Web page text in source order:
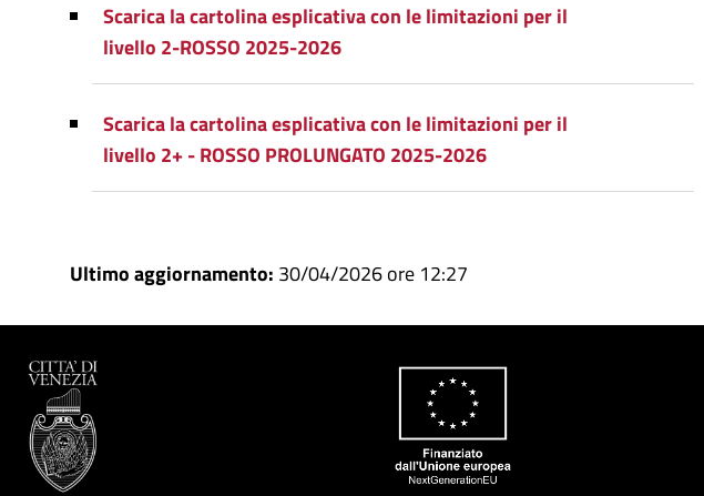
Scarica la cartolina esplicativa con le limitazioni per il
livello 2-ROSSO 2025-2026
Scarica la cartolina esplicativa con le limitazioni per il
livello 2+ - ROSSO PROLUNGATO 2025-2026
Ultimo aggiornamento: 30/04/2026 ore 12:27